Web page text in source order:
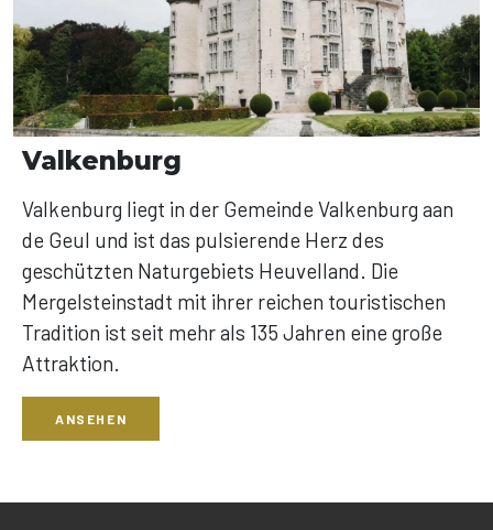
Valkenburg
Valkenburg liegt in der Gemeinde Valkenburg aan
de Geul und ist das pulsierende Herz des
geschützten Naturgebiets Heuvelland. Die
Mergelsteinstadt mit ihrer reichen touristischen
Tradition ist seit mehr als 135 Jahren eine große
Attraktion.
ANSEHEN